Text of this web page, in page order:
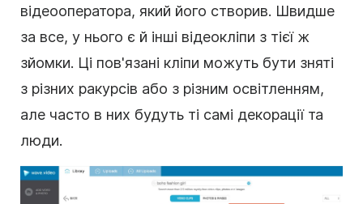
відеооператора, який його створив. Швидше
за все, у нього є й інші відеокліпи з тієї ж
зйомки. Ці пов'язані кліпи можуть бути зняті
з різних ракурсів або з різним освітленням,
але часто в них будуть ті самі декорації та
люди.